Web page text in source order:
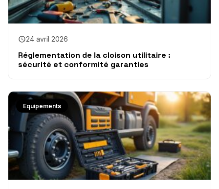
24 avril 2026
Réglementation de la cloison utilitaire :
sécurité et conformité garanties
Equipements